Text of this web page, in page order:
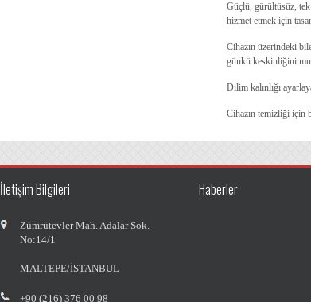
Güçlü, gürültüsüz, tek
hizmet etmek için
Cihazın üzerindeki
günkü keskinliğini
Dilim kalınlığı
Cihazın temizliği için
İletişim Bilgileri
Zümrütevler Mah. Adalar Sok.
No:14/1
MALTEPE/İSTANBUL
+90 (216) 376 00 98
Haberler